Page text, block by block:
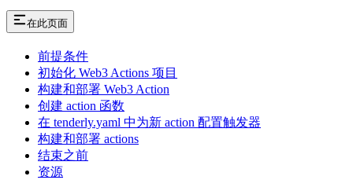
在此页面
前提条件
初始化 Web3 Actions 项目
构建和部署 Web3 Action
创建 action 函数
在 tenderly.yaml 中为新 action 配置触发器
构建和部署 actions
结束之前
资源